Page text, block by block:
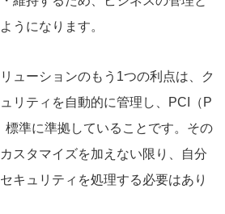
うになります。
ューションのもう1つの利点は、ク
リティを自動的に管理し、PCI（P
標準に準拠していることです。その
スタマイズを加えない限り、自分
キュリティを処理する必要はあり